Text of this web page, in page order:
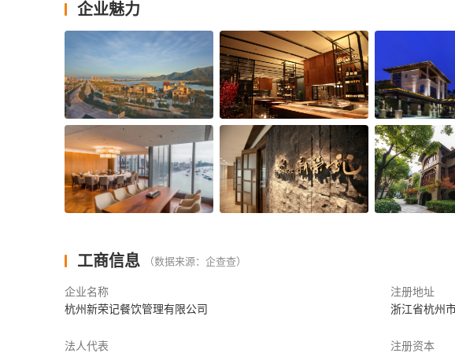
自己的渔船和海鲜采购基地、果蔬基地，并和全国优质食材供应商建立长期深度
新荣记未来的发展将以人才教育和培养为根本，除了自己打造的新荣记餐饮学校
多家专业院校合作开设“新荣记班”，把人才当成第一生产力。
新荣记，以“真诚，真料，真味”之三昧真火，臻达良材本味。
企业魅力
工商信息 （数据来源：企查查）
企业名称
杭州新荣记餐饮管理有限公司
注册地址
浙江省杭州
法人代表
注册资本